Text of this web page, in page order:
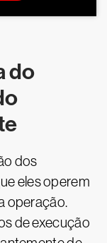
do
dos
eles operem
operação.
de execução